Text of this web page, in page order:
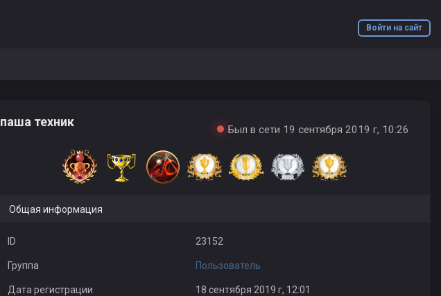
Войти на сайт
паша техник
Был в сети 19 сентября 2019 г, 10:26
Общая информация
ID 23152
Группа Пользователь
Дата регистрации 18 сентября 2019 г, 12:01